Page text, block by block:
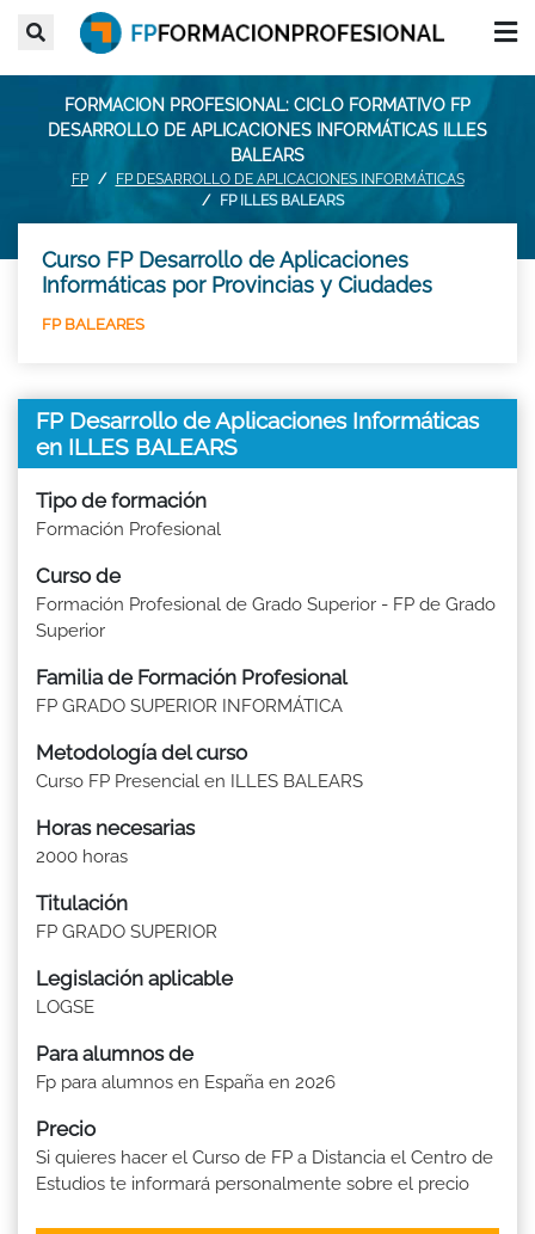
FORMACION PROFESIONAL: CICLO FORMATIVO FP
DESARROLLO DE APLICACIONES INFORMÁTICAS ILLES
BALEARS
FP
FP DESARROLLO DE APLICACIONES INFORMÁTICAS
FP ILLES BALEARS
Curso FP Desarrollo de Aplicaciones
Informáticas por Provincias y Ciudades
FP BALEARES
FP Desarrollo de Aplicaciones Informáticas
en ILLES BALEARS
Tipo de formación
Formación Profesional
Curso de
Formación Profesional de Grado Superior - FP de Grado
Superior
Familia de Formación Profesional
FP GRADO SUPERIOR INFORMÁTICA
Metodología del curso
Curso FP Presencial en ILLES BALEARS
Horas necesarias
2000 horas
Titulación
FP GRADO SUPERIOR
Legislación aplicable
LOGSE
Para alumnos de
Fp para alumnos en España en 2026
Precio
Si quieres hacer el Curso de FP a Distancia el Centro de
Estudios te informará personalmente sobre el precio